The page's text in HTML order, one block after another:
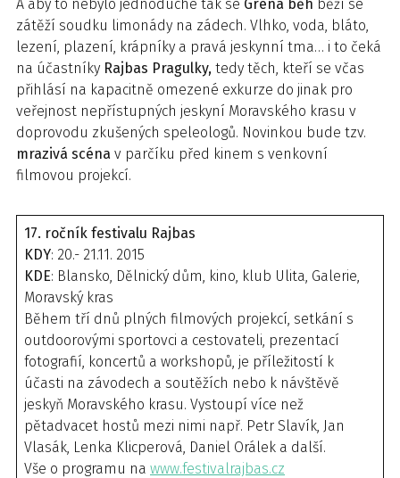
A aby to nebylo jednoduché tak se Grena běh běží se
zátěží soudku limonády na zádech. Vlhko, voda, bláto,
lezení, plazení, krápníky a pravá jeskynní tma… i to čeká
na účastníky Rajbas Pragulky, tedy těch, kteří se včas
přihlásí na kapacitně omezené exkurze do jinak pro
veřejnost nepřístupných jeskyní Moravského krasu v
doprovodu zkušených speleologů. Novinkou bude tzv.
mrazivá scéna v parčíku před kinem s venkovní
filmovou projekcí.
17. ročník festivalu Rajbas
KDY: 20.- 21.11. 2015
KDE: Blansko, Dělnický dům, kino, klub Ulita, Galerie,
Moravský kras
Během tří dnů plných filmových projekcí, setkání s
outdoorovými sportovci a cestovateli, prezentací
fotografií, koncertů a workshopů, je příležitostí k
účasti na závodech a soutěžích nebo k návštěvě
jeskyň Moravského krasu. Vystoupí více než
pětadvacet hostů mezi nimi např. Petr Slavík, Jan
Vlasák, Lenka Klicperová, Daniel Orálek a další.
Vše o programu na www.festivalrajbas.cz